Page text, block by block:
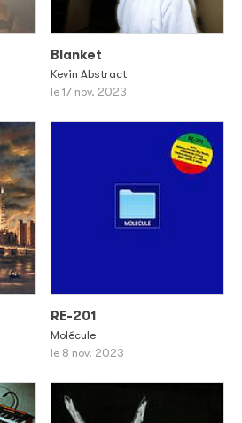
Blanket
Kevin Abstract
le 17 nov. 2023
RE-201
Molécule
le 8 nov. 2023